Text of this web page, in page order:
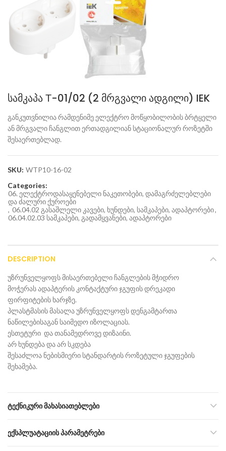
სამკაპა Т-01/02 (2 მრგვალი ადგილი) IEK
განკუთვნილია რამდენიმე ელექტრო მოწყობილობის ბრტყელი
ან მრგვალი ჩანგლით ერთადგილიან სტაციონალურ როზეტში
შესაერთებლად.
SKU: WTP10-16-02
Categories:
06. ელექტროდასაყენებელი ნაკეთობები, დამაგრძელებლები
და ძალური ქუროები
, 06.04.02 გასაშლელი კავები, ხუნდები, სამკაპები, ადაპტორები,
06.04.02.03 სამკაპები, გადამყვანები, ადაპტორები
DESCRIPTION
უზრუნველყოფს მისაერთებელი ჩანგლების მჭიდრო
მოჭერას ადაპტერის კონტაქტური ჯგუფის დრეკადი
ფირფიტების ხარჯზე.
პლასტმასის მასალა უზრუნველყოფს დენგამტართა
ნაწილებისაგან საიმედო იზოლაციას.
ესთეტური და თანამედროვე დიზაინი.
არ ხუნდება და არ სკდება
შესაძლოა ნებისმიერი სტანდარტის როზეტული ჯგუფების
შეხამება.
ᲢᲔᲥᲜᲘᲙᲣᲠᲘ ᲛᲐᲮᲐᲡᲘᲐᲗᲔᲑᲚᲔᲑᲘ
ᲔᲥᲡᲞᲚᲣᲐᲢᲐᲪᲘᲘᲡ ᲞᲐᲠᲐᲛᲔᲢᲠᲔᲑᲘ